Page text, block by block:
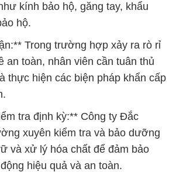
kính bảo hộ, găng tay, khẩu
hộ.
Trong trường hợp xảy ra rò rỉ
an toàn, nhân viên cần tuân thủ
thực hiện các biện pháp khẩn cấp
tra định kỳ:** Công ty Đắc
xuyên kiểm tra và bảo dưỡng
và xử lý hóa chất để đảm bảo
hiệu quả và an toàn.